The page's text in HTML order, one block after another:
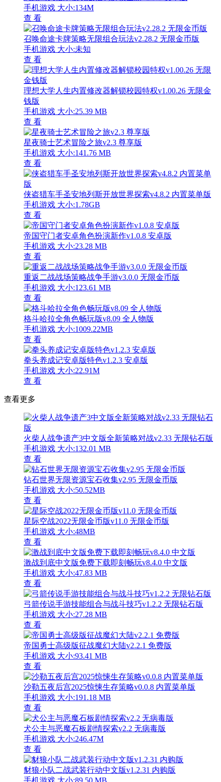
手机游戏 大小:134M
查 看
召唤命途卡牌策略无限组合玩法v2.28.2 无限金币版
手机游戏 大小:未知
查 看
理想大学人生内置修改器解锁校园特权v1.00.26 无限金
钱版
手机游戏 大小:25.39 MB
查 看
星夜骑士艺术冒险之旅v2.3 尊享版
手机游戏 大小:141.76 MB
查 看
侠盗猎车手圣安地列斯开放世界探索v4.8.2 内置菜单版
手机游戏 大小:1.78GB
查 看
帝国守门者安卓角色扮演新作v1.0.8 安卓版
手机游戏 大小:23.28 MB
查 看
重返二战战场策略战争手游v3.0.0 无限金币版
手机游戏 大小:123.61 MB
查 看
格斗哈拉全角色畅玩版v8.09 全人物版
手机游戏 大小:1009.22MB
查 看
拳头养成记安卓版特色v1.2.3 安卓版
手机游戏 大小:22.91M
查 看
查看更多
火柴人战争遗产3中文版全新策略对战v2.33 无限钻石版
手机游戏 大小:132.01 MB
查 看
钻石世界无限资源宝石收集v2.95 无限金币版
手机游戏 大小:50.52MB
查 看
星际空战2022无限金币版v11.0 无限金币版
手机游戏 大小:48MB
查 看
激战到底中文版免费下载即刻畅玩v8.4.0 中文版
手机游戏 大小:47.83 MB
查 看
弓箭传说手游技能组合与战斗技巧v1.2.2 无限钻石版
手机游戏 大小:27.28 MB
查 看
帝国勇士高级版征战魔幻大陆v2.2.1 免费版
手机游戏 大小:93.41 MB
查 看
沙勒五夜后宫2025惊悚生存策略v0.0.8 内置菜单版
手机游戏 大小:191.18 MB
查 看
犬公主与恶魔石板剧情探索v2.2 无病毒版
手机游戏 大小:246.47M
查 看
豺狼小队二战武装行动中文版v1.2.31 内购版
手机游戏 大小:89.50 MB